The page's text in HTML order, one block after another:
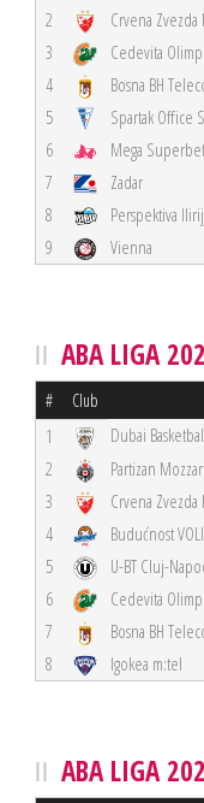
2
Crvena
3
Cedevita
4
Bosna BH
5
Spartak Office
6
Mega Superbet
7
Zadar
8
Perspektiva
9
Vienna
ABA LIGA
# Club
1 Dubai
2
Partizan
3
Crvena
4
Budućnost VOLI
5
U-BT Cluj-
6
Cedevita
7
Bosna BH
8
Igokea m:tel
ABA LIGA